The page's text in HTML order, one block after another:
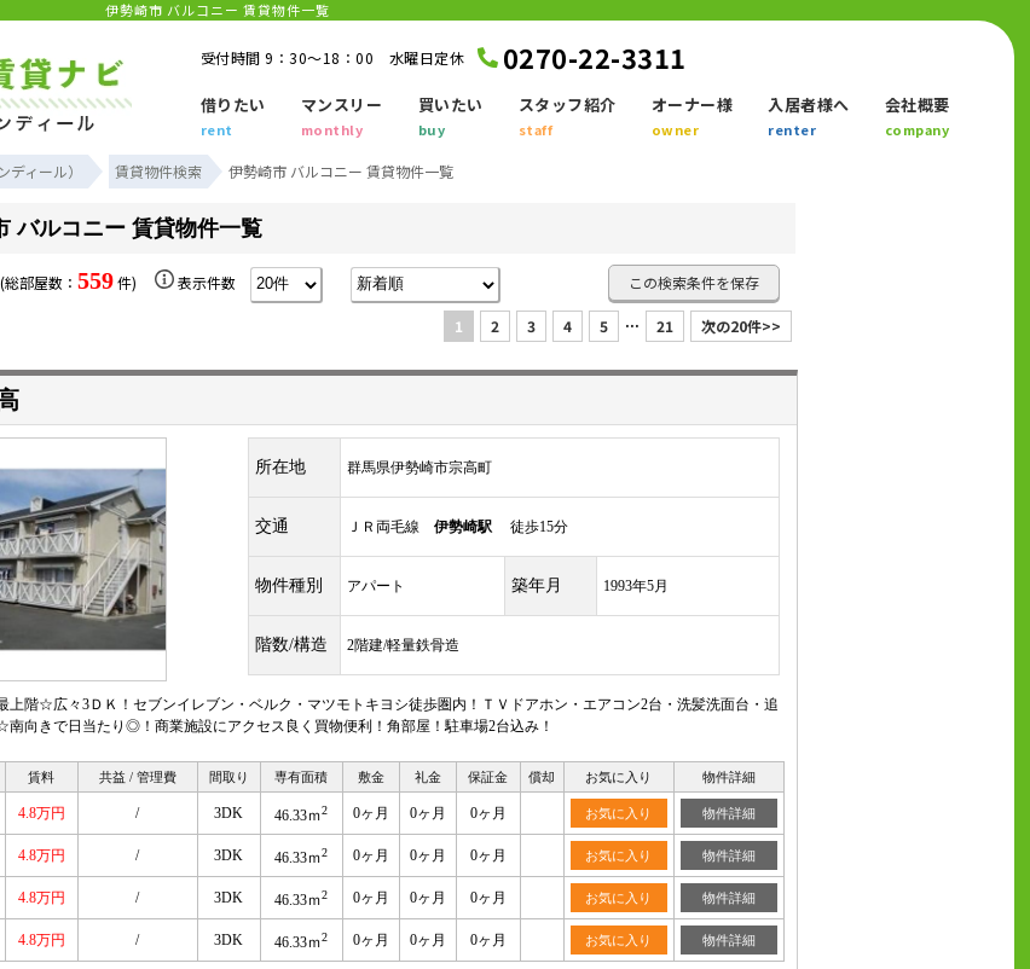
伊勢崎市 バルコニー 賃貸物件一覧
受付時間 9：30～18：00 水曜日定休 0270-22-3311
借りたい
rent
マンスリー
monthly
買いたい
buy
スタッフ紹介
staff
オーナー様
owner
入居者様へ
renter
会社概要
company
ィール） 賃貸物件検索 伊勢崎市 バルコニー 賃貸物件一覧
バルコニー 賃貸物件一覧
部屋数： 559件) 表示件数 この検索条件を保存
1 2 3 4 5 ... 21 次の20件>>
所在地 群馬県伊勢崎市宗高町
交通 ＪＲ両毛線 伊勢崎駅徒歩15分
物件種別 アパート 築年月 1993年5月
階数/構造 2階建/軽量鉄骨造
階☆広々3ＤＫ！セブンイレブン・ベルク・マツモトキヨシ徒歩圏内！ＴＶドアホン・エアコン2台・洗髪洗面台・追
向きで日当たり◎！商業施設にアクセス良く買物便利！角部屋！駐車場2台込み！
賃料 共益 / 管理費 間取り 専有面積 敷金 礼金 保証金 償却 お気に入り 物件詳細
4.8万円 / 3DK 46.33ｍ2 0ヶ月 0ヶ月 0ヶ月 お気に入り 物件詳細
4.8万円 / 3DK 46.33ｍ2 0ヶ月 0ヶ月 0ヶ月 お気に入り 物件詳細
4.8万円 / 3DK 46.33ｍ2 0ヶ月 0ヶ月 0ヶ月 お気に入り 物件詳細
4.8万円 / 3DK 46.33ｍ2 0ヶ月 0ヶ月 0ヶ月 お気に入り 物件詳細